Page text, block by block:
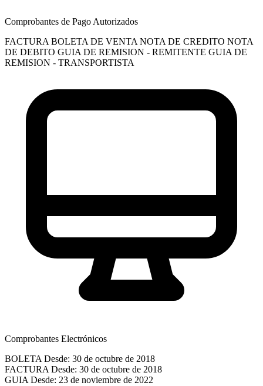
Comprobantes de Pago Autorizados
FACTURA BOLETA DE VENTA NOTA DE CREDITO NOTA
DE DEBITO GUIA DE REMISION - REMITENTE GUIA DE
REMISION - TRANSPORTISTA
Comprobantes Electrónicos
BOLETA Desde: 30 de octubre de 2018
FACTURA Desde: 30 de octubre de 2018
GUIA Desde: 23 de noviembre de 2022